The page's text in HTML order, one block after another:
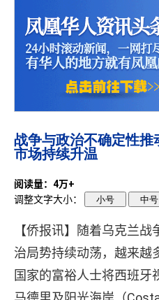
战争与政治不确定性
市场持续升温
阅读量：4万+
调整文字大小：
小号 中号
【侨报讯】随着乌克兰
治局势持续动荡，越来越
国家的富裕人士将西班牙